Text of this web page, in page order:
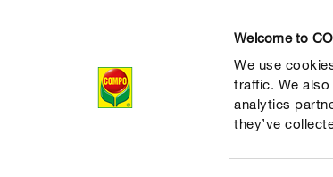
Welcome to
We use
traffic. We
analytics
they’ve